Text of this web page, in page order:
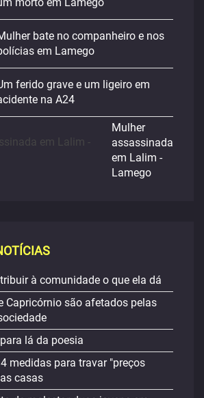
bate no companheiro e nos
em Lamego
ferido grave e um ligeiro em
na A24
Mulher
assassinada
em Lalim -
Lamego
à comunidade o que ela dá
Capricórnio são afetados pelas
lá da poesia
medidas para travar "preços
casas